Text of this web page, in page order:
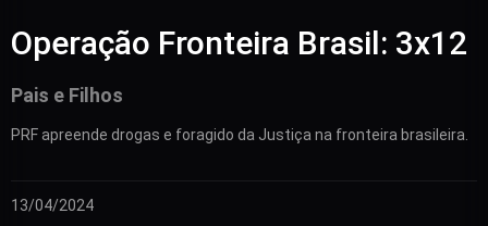
Operação Fronteira Brasil: 3x12
Pais e Filhos
PRF apreende drogas e foragido da Justiça na fronteira brasileira.
13/04/2024